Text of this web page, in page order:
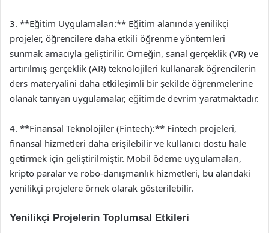
3. **Eğitim Uygulamaları:** Eğitim alanında yenilikçi
projeler, öğrencilere daha etkili öğrenme yöntemleri
sunmak amacıyla geliştirilir. Örneğin, sanal gerçeklik (VR) ve
artırılmış gerçeklik (AR) teknolojileri kullanarak öğrencilerin
ders materyalini daha etkileşimli bir şekilde öğrenmelerine
olanak tanıyan uygulamalar, eğitimde devrim yaratmaktadır.
4. **Finansal Teknolojiler (Fintech):** Fintech projeleri,
finansal hizmetleri daha erişilebilir ve kullanıcı dostu hale
getirmek için geliştirilmiştir. Mobil ödeme uygulamaları,
kripto paralar ve robo-danışmanlık hizmetleri, bu alandaki
yenilikçi projelere örnek olarak gösterilebilir.
Yenilikçi Projelerin Toplumsal Etkileri